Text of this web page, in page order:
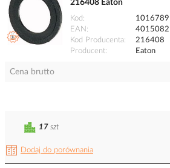
216408 Eaton
Kod
1016789
EAN
Kod Producenta
216408
Producent
Eaton
Cena brutto
Dodaj do porównania
17 szt